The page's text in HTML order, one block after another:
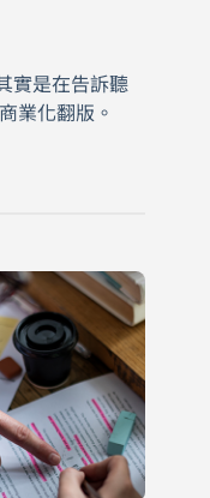
實是在告訴聽
業化翻版。